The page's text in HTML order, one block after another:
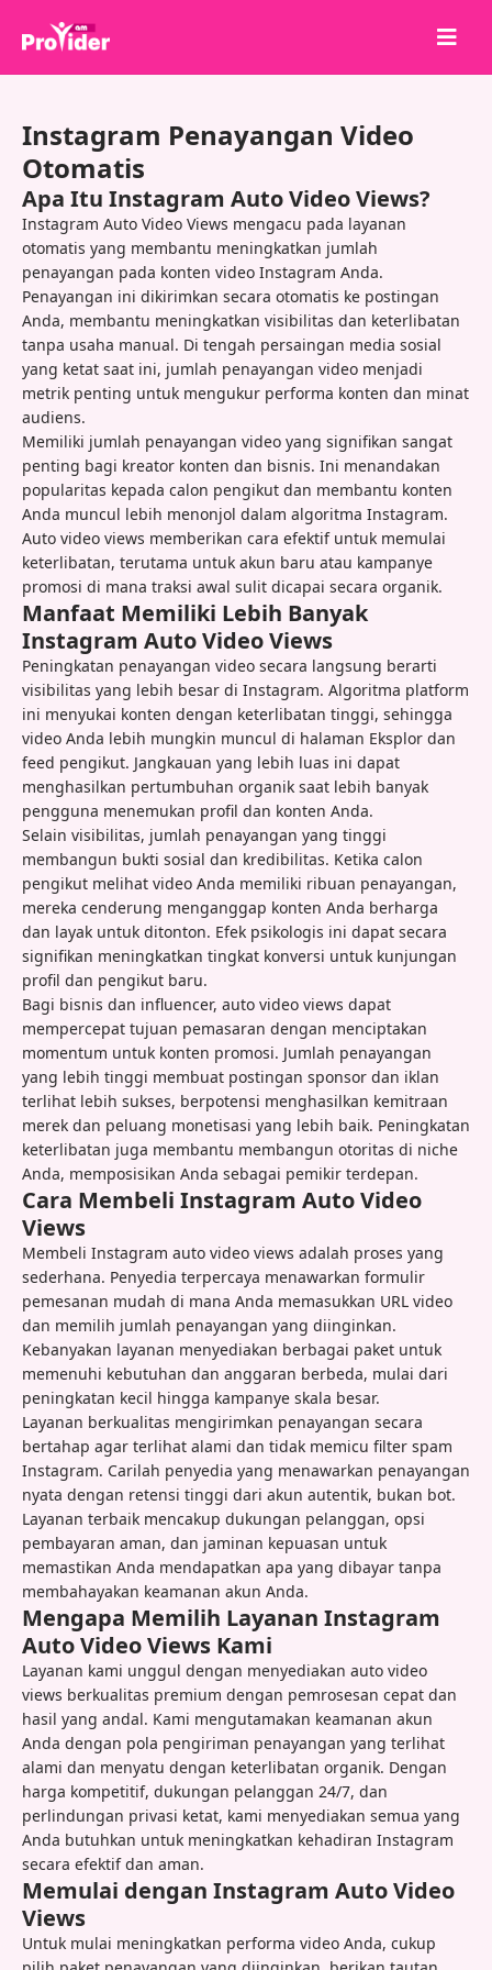
Tentang kami
Masuk
Daftar
Layanan
API
Ketentuan
Blog
Instagram Penayangan Video
Otomatis
Apa Itu Instagram Auto Video Views?
Instagram Auto Video Views mengacu pada layanan
otomatis yang membantu meningkatkan jumlah
penayangan pada konten video Instagram Anda.
Penayangan ini dikirimkan secara otomatis ke postingan
Anda, membantu meningkatkan visibilitas dan keterlibatan
tanpa usaha manual. Di tengah persaingan media sosial
yang ketat saat ini, jumlah penayangan video menjadi
metrik penting untuk mengukur performa konten dan minat
audiens.
Memiliki jumlah penayangan video yang signifikan sangat
penting bagi kreator konten dan bisnis. Ini menandakan
popularitas kepada calon pengikut dan membantu konten
Anda muncul lebih menonjol dalam algoritma Instagram.
Auto video views memberikan cara efektif untuk memulai
keterlibatan, terutama untuk akun baru atau kampanye
promosi di mana traksi awal sulit dicapai secara organik.
Manfaat Memiliki Lebih Banyak
Instagram Auto Video Views
Peningkatan penayangan video secara langsung berarti
visibilitas yang lebih besar di Instagram. Algoritma platform
ini menyukai konten dengan keterlibatan tinggi, sehingga
video Anda lebih mungkin muncul di halaman Eksplor dan
feed pengikut. Jangkauan yang lebih luas ini dapat
menghasilkan pertumbuhan organik saat lebih banyak
pengguna menemukan profil dan konten Anda.
Selain visibilitas, jumlah penayangan yang tinggi
membangun bukti sosial dan kredibilitas. Ketika calon
pengikut melihat video Anda memiliki ribuan penayangan,
mereka cenderung menganggap konten Anda berharga
dan layak untuk ditonton. Efek psikologis ini dapat secara
signifikan meningkatkan tingkat konversi untuk kunjungan
profil dan pengikut baru.
Bagi bisnis dan influencer, auto video views dapat
mempercepat tujuan pemasaran dengan menciptakan
momentum untuk konten promosi. Jumlah penayangan
yang lebih tinggi membuat postingan sponsor dan iklan
terlihat lebih sukses, berpotensi menghasilkan kemitraan
merek dan peluang monetisasi yang lebih baik. Peningkatan
keterlibatan juga membantu membangun otoritas di niche
Anda, memposisikan Anda sebagai pemikir terdepan.
Cara Membeli Instagram Auto Video
Views
Membeli Instagram auto video views adalah proses yang
sederhana. Penyedia terpercaya menawarkan formulir
pemesanan mudah di mana Anda memasukkan URL video
dan memilih jumlah penayangan yang diinginkan.
Kebanyakan layanan menyediakan berbagai paket untuk
memenuhi kebutuhan dan anggaran berbeda, mulai dari
peningkatan kecil hingga kampanye skala besar.
Layanan berkualitas mengirimkan penayangan secara
bertahap agar terlihat alami dan tidak memicu filter spam
Instagram. Carilah penyedia yang menawarkan penayangan
nyata dengan retensi tinggi dari akun autentik, bukan bot.
Layanan terbaik mencakup dukungan pelanggan, opsi
pembayaran aman, dan jaminan kepuasan untuk
memastikan Anda mendapatkan apa yang dibayar tanpa
membahayakan keamanan akun Anda.
Mengapa Memilih Layanan Instagram
Auto Video Views Kami
Layanan kami unggul dengan menyediakan auto video
views berkualitas premium dengan pemrosesan cepat dan
hasil yang andal. Kami mengutamakan keamanan akun
Anda dengan pola pengiriman penayangan yang terlihat
alami dan menyatu dengan keterlibatan organik. Dengan
harga kompetitif, dukungan pelanggan 24/7, dan
perlindungan privasi ketat, kami menyediakan semua yang
Anda butuhkan untuk meningkatkan kehadiran Instagram
secara efektif dan aman.
Memulai dengan Instagram Auto Video
Views
Untuk mulai meningkatkan performa video Anda, cukup